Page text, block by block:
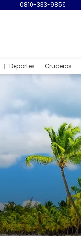
0810-333-9859
Deportes Cruceros